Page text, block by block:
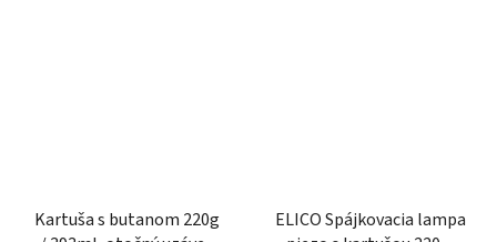
Kartuša s butanom 220g
ELICO Spájkovacia lampa